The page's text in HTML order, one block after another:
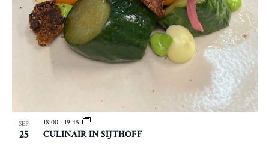
SEP
25 CULINAIR IN SIJTHOFF
18:00 - 19:45